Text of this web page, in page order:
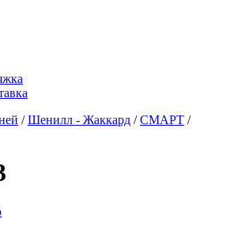
/ Шенилл - Жаккард / СМАРТ /